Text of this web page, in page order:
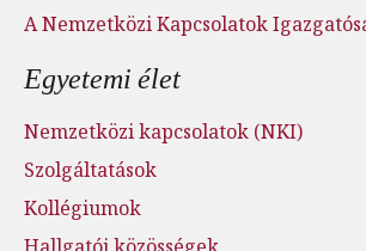
A Nemzetközi Kapcsolatok
Egyetemi élet
Nemzetközi kapcsolatok (NKI)
Szolgáltatások
Kollégiumok